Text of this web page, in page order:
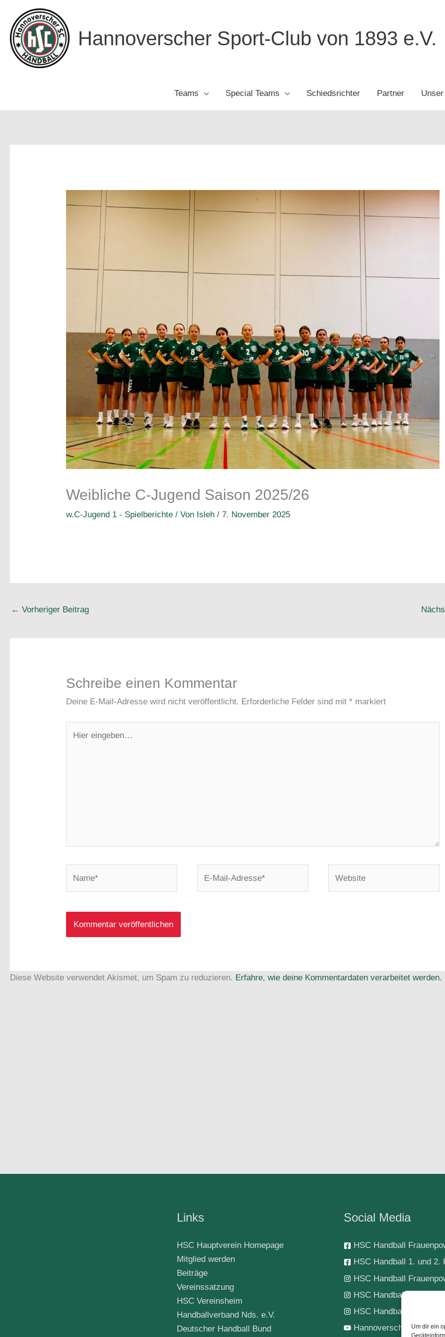
Um dir ein
Inhalt
springen
Hannoverscher Sport-Club von 1893 e.V.
Teams Special Teams Schiedsrichter Partner
Weibliche C-Jugend Saison 2025/26
w.C-Jugend 1 - Spielberichte / Von Isleh/7. November 2025
← Vorheriger Beitrag
Schreibe einen Kommentar
Deine E-Mail-Adresse wird nicht veröffentlicht. Erforderliche Felder sind mit* markiert
eingeben…
Diese Website verwendet Akismet, um Spam zu reduzieren. Erfahre, wie deine Kommentardaten verarbeitet werden.
Links
HSC Hauptverein Homepage
Mitglied werden
Beiträge
Vereinssatzung
HSC Vereinsheim
Handballverband Nds. e.V.
Deutscher Handball Bund
Social Media
HSC Handball
HSC Handball 1. und 2.
HSC Handball
HSC Handball 1. Herren
HSC Handball-Jugend
Hannoverscher SC